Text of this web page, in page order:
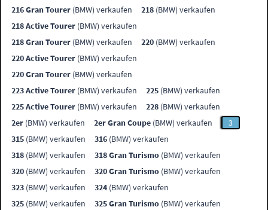
216 Gran Tourer (BMW) verkaufen 218 (BMW) verkaufen
218 Active Tourer (BMW) verkaufen
218 Gran Tourer (BMW) verkaufen 220 (BMW) verkaufen
220 Active Tourer (BMW) verkaufen
220 Gran Tourer (BMW) verkaufen
223 Active Tourer (BMW) verkaufen 225 (BMW) verkaufen
225 Active Tourer (BMW) verkaufen 228 (BMW) verkaufen
2er (BMW) verkaufen 2er Gran Coupe (BMW) verkaufen
3
315 (BMW) verkaufen 316 (BMW) verkaufen
318 (BMW) verkaufen 318 Gran Turismo (BMW) verkaufen
320 (BMW) verkaufen 320 Gran Turismo (BMW) verkaufen
323 (BMW) verkaufen 324 (BMW) verkaufen
325 (BMW) verkaufen 325 Gran Turismo (BMW) verkaufen